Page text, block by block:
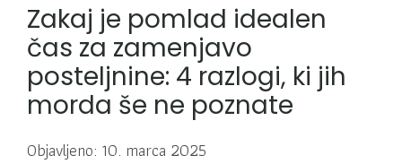
Zakaj je pomlad idealen
čas za zamenjavo
posteljnine: 4 razlogi, ki jih
morda še ne poznate
Objavljeno: 10. marca 2025